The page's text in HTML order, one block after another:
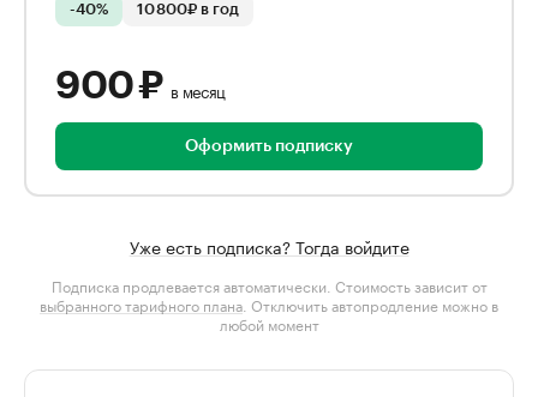
-40% 10 800₽ в год
900 ₽ в месяц
Оформить подписку
Уже есть подписка? Тогда войдите
Подписка продлевается автоматически. Стоимость зависит от
выбранного тарифного плана . Отключить автопродление можно в
любой момент